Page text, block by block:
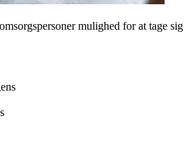
mulighed for at tage sig